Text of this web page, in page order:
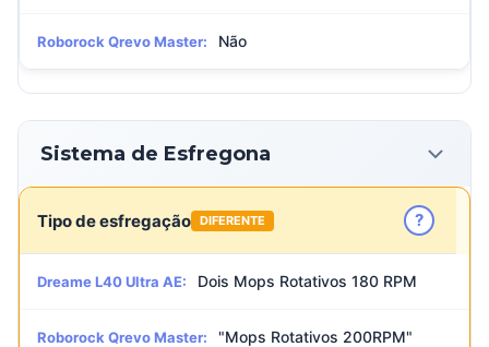
Roborock Qrevo Master: Não
Sistema de Esfregona
Tipo de esfregação DIFERENTE ?
Dreame L40 Ultra AE: Dois Mops Rotativos 180 RPM
Roborock Qrevo Master: "Mops Rotativos 200RPM"